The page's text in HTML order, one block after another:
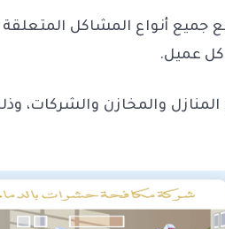
أنواع المشاكل
عميل.
والمخازن والشركات،